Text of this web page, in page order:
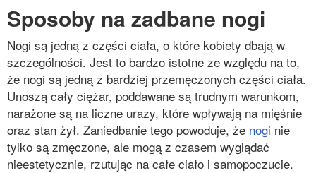
Sposoby na zadbane nogi
Nogi są jedną z części ciała, o które kobiety dbają w
szczególności. Jest to bardzo istotne ze względu na to,
że nogi są jedną z bardziej przemęczonych części ciała.
Unoszą cały ciężar, poddawane są trudnym warunkom,
narażone są na liczne urazy, które wpływają na mięśnie
oraz stan żył. Zaniedbanie tego powoduje, że nogi nie
tylko są zmęczone, ale mogą z czasem wyglądać
nieestetycznie, rzutując na całe ciało i samopoczucie.